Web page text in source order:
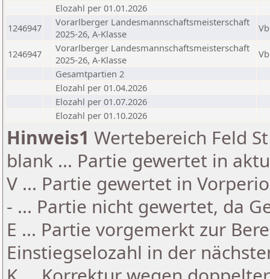
Elozahl per 01.01.2026
1246947
Vorarlberger Landesmannschaftsmeisterschaft
2025-26, A-Klasse
1246947
Vorarlberger Landesmannschaftsmeisterschaft
2025-26, A-Klasse
Gesamtpartien 2
Elozahl per 01.04.2026
Elozahl per 01.07.2026
Elozahl per 01.10.2026
Hinweis1 Wertebereich Feld
blank ... Partie gewertet in
V ... Partie gewertet in
- ... Partie nicht gewertet, da
E ... Partie vorgemerkt zur
Einstiegselozahl in der